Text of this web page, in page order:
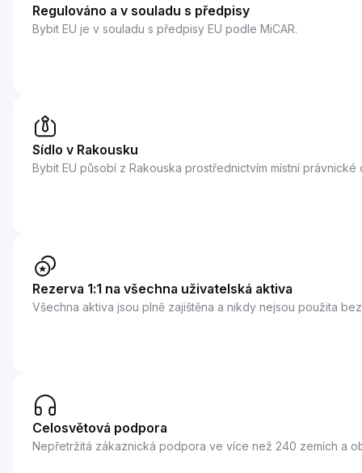
Regulováno a v souladu s předpisy
Bybit EU je v souladu s předpisy EU podle MiCAR.
Sídlo v Rakousku
Bybit EU působí z Rakouska prostřednictvím místní právnické
Rezerva 1:1 na všechna uživatelská aktiva
Všechna aktiva jsou plně zajištěna a nikdy nejsou použita
Celosvětová podpora
Nepřetržitá zákaznická podpora ve více než 240 zemích a